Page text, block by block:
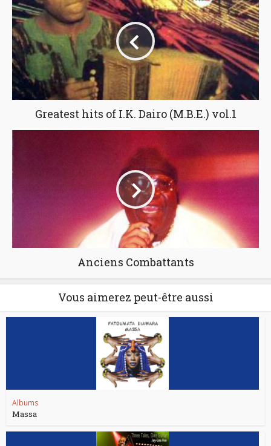
Greatest hits of I.K. Dairo (M.B.E.) vol.1
Anciens Combattants
Vous aimerez peut-être aussi
Albums
Massa